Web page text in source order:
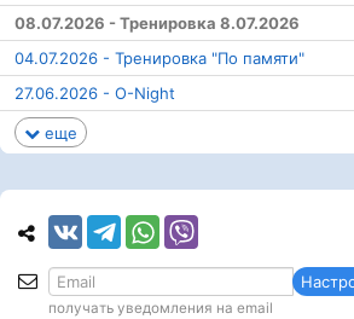
08.07.2026 - Тренировка 8.07.2026
04.07.2026 - Тренировка "По памяти"
27.06.2026 - O-Night
еще
получать уведомления на email